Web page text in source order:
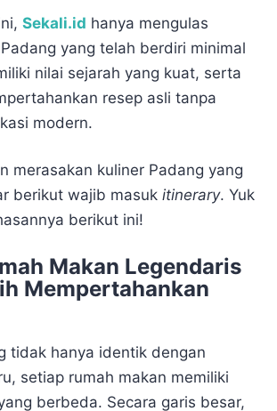
Sekali.id hanya mengulas
yang telah berdiri minimal
nilai sejarah yang kuat, serta
resep asli tanpa
modern.
merasakan kuliner Padang yang
berikut wajib masuk itinerary. Yuk
berikut ini!
Makan Legendaris
Mempertahankan
tidak hanya identik dengan
setiap rumah makan memiliki
berbeda. Secara garis besar,